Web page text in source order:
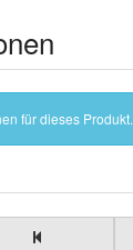
für dieses Produkt.